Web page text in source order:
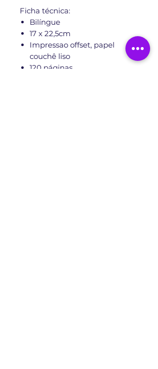
Ficha técnica:
Bilíngue
17 x 22,5cm
Impressao offset, papel
couchê liso
120 páginas